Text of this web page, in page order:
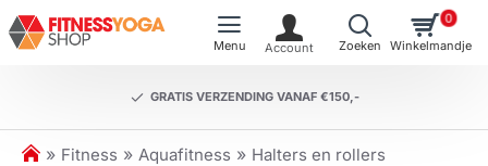
GRATIS VERZENDING VANAF €150,-
0
h
Fitness Aquafitness Halters en rollers